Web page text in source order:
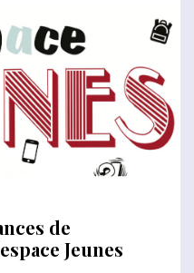
de
Jeunes